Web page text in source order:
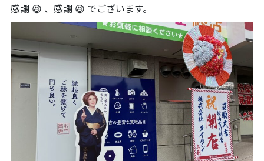
感謝 😆 、感謝 😆 でございます。